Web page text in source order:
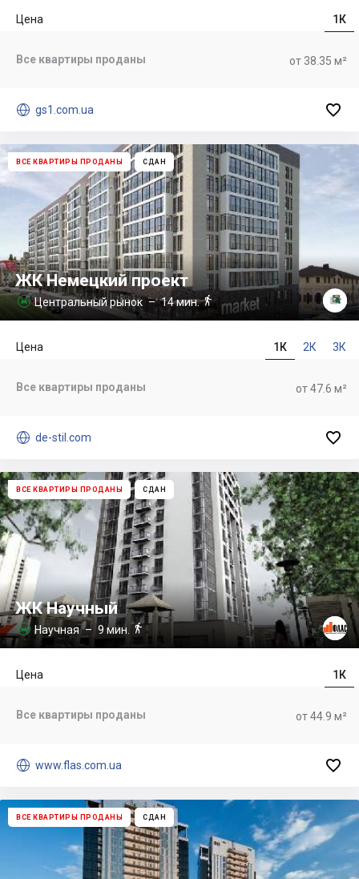
1К
Цена
от 38.35 м²
Все квартиры проданы
 gs1.com.ua 
ВСЕ КВАРТИРЫ ПРОДАНЫ СДАН
ЖК Немецкий проект
 Центральный рынок – 14 мин.
1К 2К 3К
Цена
от 47.6 м²
Все квартиры проданы
 de-stil.com 
ВСЕ КВАРТИРЫ ПРОДАНЫ СДАН
ЖК Научный
 Научная– 9 мин. 
1К
Цена
от 44.9 м²
Все квартиры проданы
 www.flas.com.ua 
ВСЕ КВАРТИРЫ ПРОДАНЫ СДАН